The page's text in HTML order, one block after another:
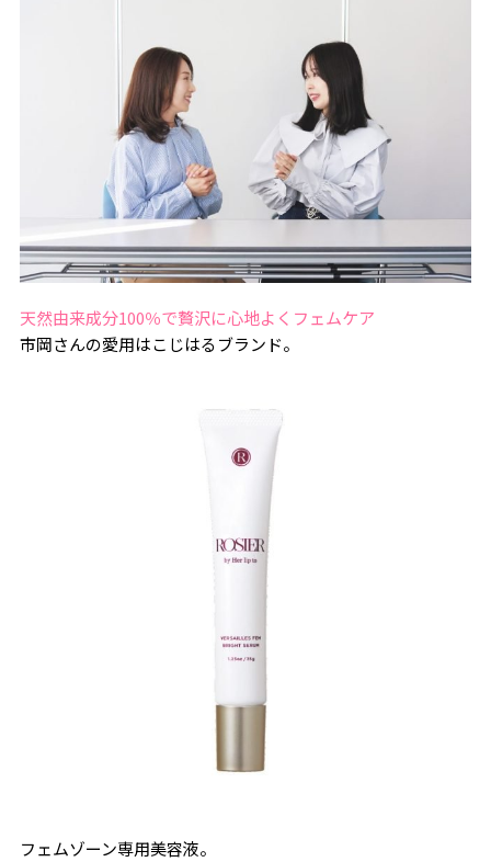
天然由来成分100％で贅沢に心地よくフェムケア
市岡さんの愛用はこじはるブランド。
フェムゾーン専用美容液。